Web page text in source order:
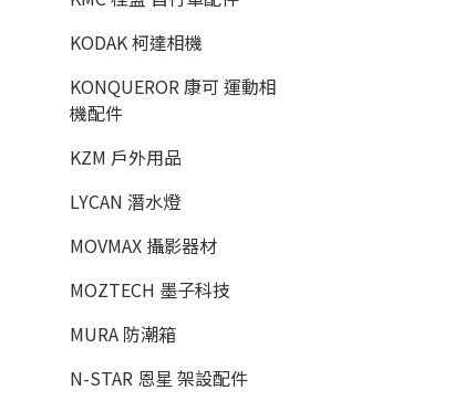
KODAK 柯達相機
KONQUEROR 康可 運動相
機配件
KZM 戶外用品
LYCAN 潛水燈
MOVMAX 攝影器材
MOZTECH 墨子科技
MURA 防潮箱
N-STAR 恩星 架設配件